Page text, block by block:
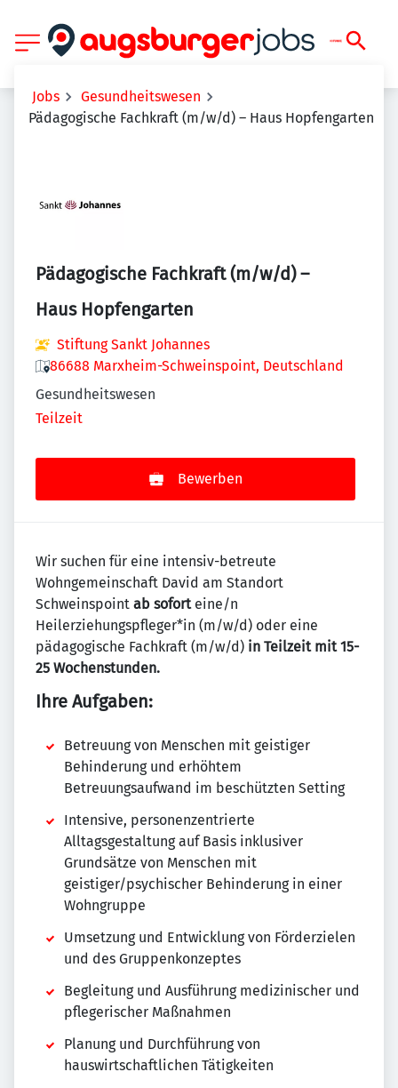
Jobs
Gesundheitswesen
Pädagogische Fachkraft (m/w/d) – Haus Hopfengarten
Pädagogische Fachkraft (m/w/d) –
Haus Hopfengarten
Stiftung Sankt Johannes
86688 Marxheim-Schweinspoint, Deutschland
Gesundheitswesen
Teilzeit
Bewerben
Wir suchen für eine intensiv-betreute
Wohngemeinschaft David am Standort
Schweinspoint ab soforteine/n
Heilerziehungspfleger*in (m/w/d) oder eine
pädagogische Fachkraft (m/w/d) in Teilzeit mit 15-
25 Wochenstunden.
Ihre Aufgaben:
Betreuung von Menschen mit geistiger
Behinderung und erhöhtem
Betreuungsaufwand im beschützten Setting
Intensive, personenzentrierte
Alltagsgestaltung auf Basis inklusiver
Grundsätze von Menschen mit
geistiger/psychischer Behinderung in einer
Wohngruppe
Umsetzung und Entwicklung von Förderzielen
und des Gruppenkonzeptes
Begleitung und Ausführung medizinischer und
pflegerischer Maßnahmen
Planung und Durchführung von
hauswirtschaftlichen Tätigkeiten